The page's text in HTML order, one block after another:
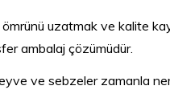
uzatmak ve kalite
ambalaj çözümüdür.
ve sebzeler zamanla